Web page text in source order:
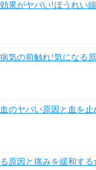
果がヤバい!ほうれい
気の前触れ!気になる
のヤバい原因と血を
原因と痛みを緩和する